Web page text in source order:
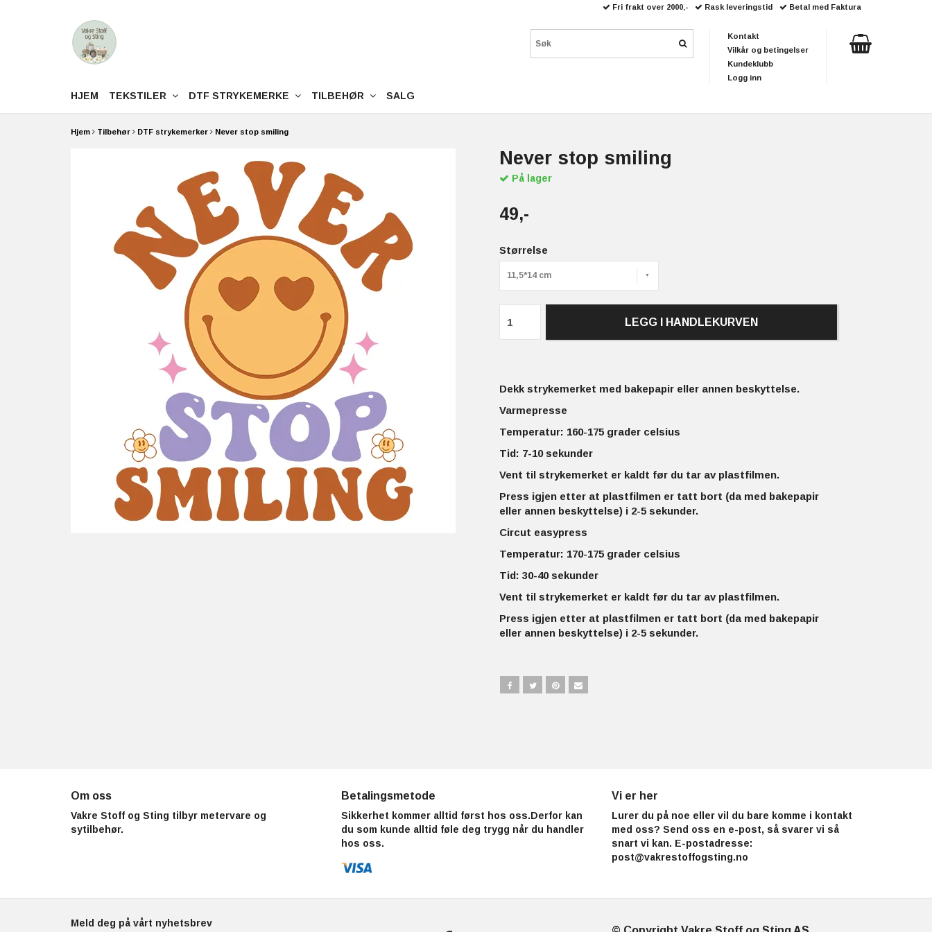
Hjem Tilbehør DTF strykemerker Never stop smiling
Never stop smiling
På lager
49,-
Størrelse
11,5*14 cm
LEGG I HANDLEKURVEN
Dekk strykemerket med bakepapir eller annen beskyttelse.
Varmepresse
Temperatur: 160-175 grader celsius
Tid: 7-10 sekunder
Vent til strykemerket er kaldt før du tar av plastfilmen.
Press igjen etter at plastfilmen er tatt bort (da med bakepapir
eller annen beskyttelse) i 2-5 sekunder.
Circut easypress
Temperatur: 170-175 grader celsius
Tid: 30-40 sekunder
Vent til strykemerket er kaldt før du tar av plastfilmen.
Press igjen etter at plastfilmen er tatt bort (da med bakepapir
eller annen beskyttelse) i 2-5 sekunder.
Om oss
Vakre Stoff og Sting tilbyr metervare og
sytilbehør.
Betalingsmetode
Sikkerhet kommer alltid først hos oss.Derfor kan
du som kunde alltid føle deg trygg når du handler
hos oss.
Vi er her
Lurer du på noe eller vil du bare komme i kontakt
med oss? Send oss en e-post, så svarer vi så
snart vi kan. E-postadresse:
post@vakrestoffogsting.no
Meld deg på vårt nyhetsbrev
Fri frakt over 2000,- Rask leveringstid Betal med Faktura
Kontakt
Vilkår og betingelser
Kundeklubb
Logg inn
HJEM TEKSTILER DTF STRYKEMERKE TILBEHØR SALG